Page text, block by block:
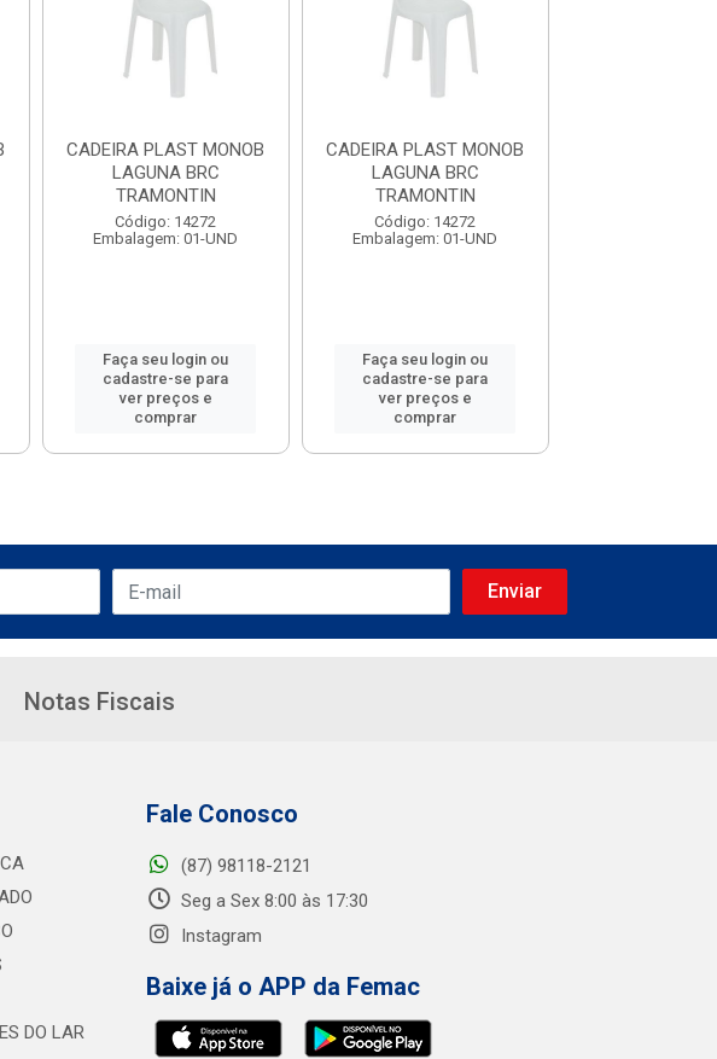
CADEIRA PLAST MONOB
LAGUNA BRC
TRAMONTIN
Código: 14272
Embalagem: 01-UND
Faça seu login ou
cadastre-se para
ver preços e
comprar
CADEIRA PLAST MONOB
LAGUNA BRC
TRAMONTIN
Código: 14272
Embalagem: 01-UND
Faça seu login ou
cadastre-se para
ver preços e
comprar
Notas Fiscais
DO LAR
Fale Conosco
(87) 98118-2121
Seg a Sex 8:00 às 17:30
Instagram
Baixe já o APP da Femac